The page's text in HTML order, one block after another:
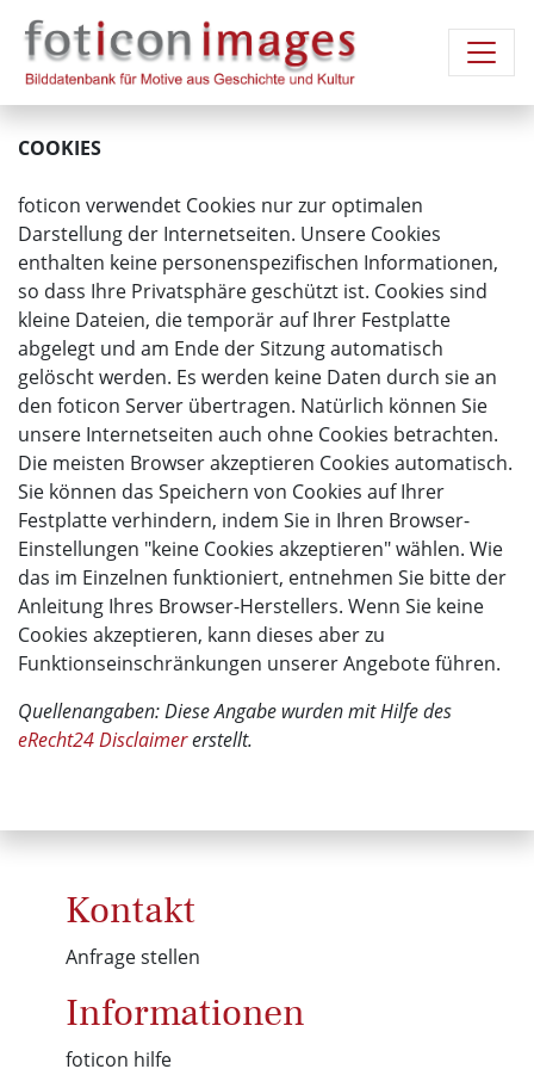
COOKIES
foticon verwendet Cookies nur zur optimalen
Darstellung der Internetseiten. Unsere Cookies
enthalten keine personenspezifischen Informationen,
so dass Ihre Privatsphäre geschützt ist. Cookies sind
kleine Dateien, die temporär auf Ihrer Festplatte
abgelegt und am Ende der Sitzung automatisch
gelöscht werden. Es werden keine Daten durch sie an
den foticon Server übertragen. Natürlich können Sie
unsere Internetseiten auch ohne Cookies betrachten.
Die meisten Browser akzeptieren Cookies automatisch.
Sie können das Speichern von Cookies auf Ihrer
Festplatte verhindern, indem Sie in Ihren Browser-
Einstellungen "keine Cookies akzeptieren" wählen. Wie
das im Einzelnen funktioniert, entnehmen Sie bitte der
Anleitung Ihres Browser-Herstellers. Wenn Sie keine
Cookies akzeptieren, kann dieses aber zu
Funktionseinschränkungen unserer Angebote führen.
Quellenangaben: Diese Angabe wurden mit Hilfe des
eRecht24 Disclaimererstellt.
Kontakt
Anfrage stellen
Informationen
foticon hilfe